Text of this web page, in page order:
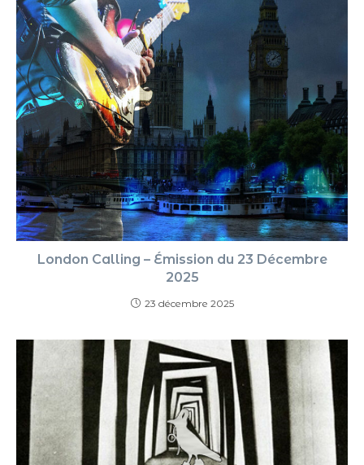
London Calling – Émission du 23 Décembre
2025
23 décembre 2025